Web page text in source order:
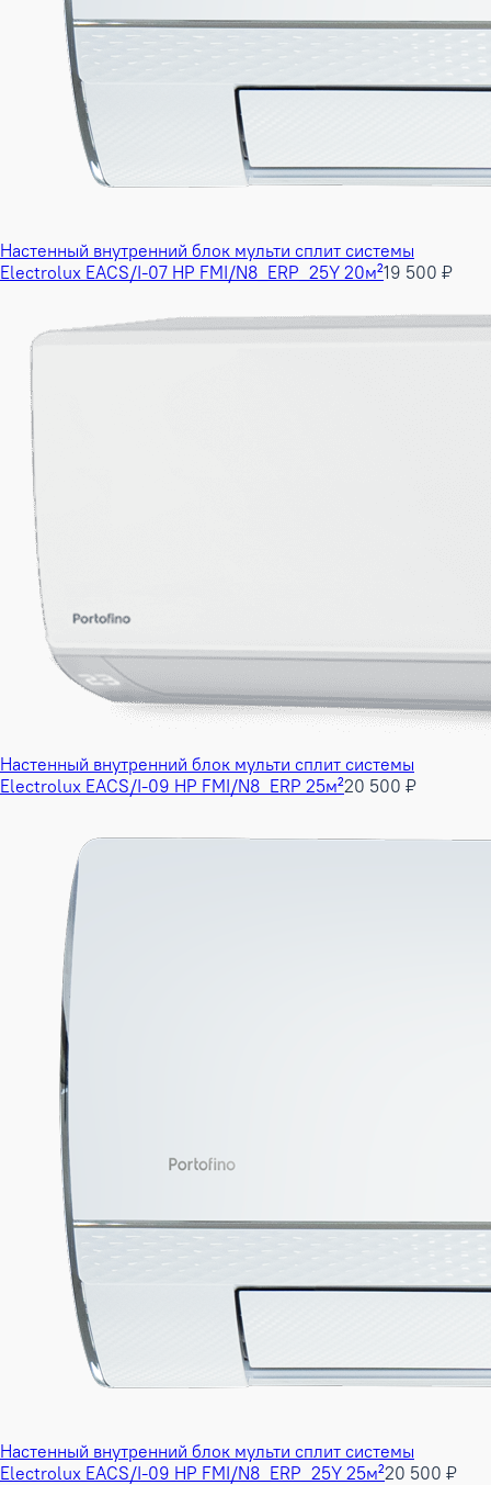
Настенный внутренний блок мульти сплит системы
Electrolux EACS/I-07 HP FMI/N8_ERP_25Y 20м²19 500 ₽
Настенный внутренний блок мульти сплит системы
Electrolux EACS/I-09 HP FMI/N8_ERP 25м²20 500 ₽
Настенный внутренний блок мульти сплит системы
Electrolux EACS/I-09 HP FMI/N8_ERP_25Y 25м²20 500 ₽